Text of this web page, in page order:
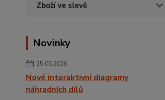
Zboží ve slevě
Novinky
25.06.2026
Nové interaktivní diagramy
náhradních dílů